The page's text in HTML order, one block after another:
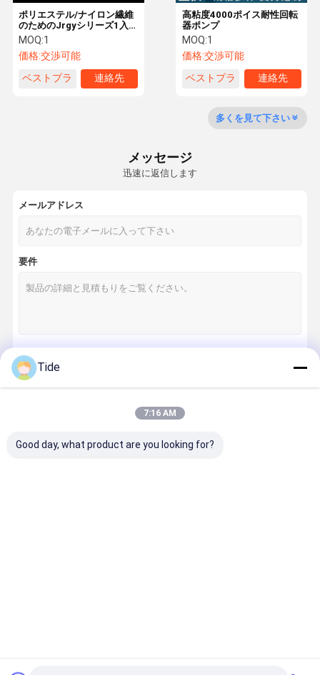
品質管理 お問い合わせ 見積依頼
消火活動システム
新鮮な空気システム
ラインブースターポンプ
熱交換器
高粘度4000ポイス耐性回転
器ポンプ
MOQ:1
価格:交渉可能
ベストプラ
連絡先
ポリエステル/ナイロン繊維
のためのJrgyシリーズ1入
口6出口精密スピニングギア
ポンプ
MOQ:1
価格:交渉可能
ベストプラ
連絡先
多くを見て下さい
メッセージ
迅速に返信します
メールアドレス
要件
Tide
7:16 AM
Good day, what product are you looking for?